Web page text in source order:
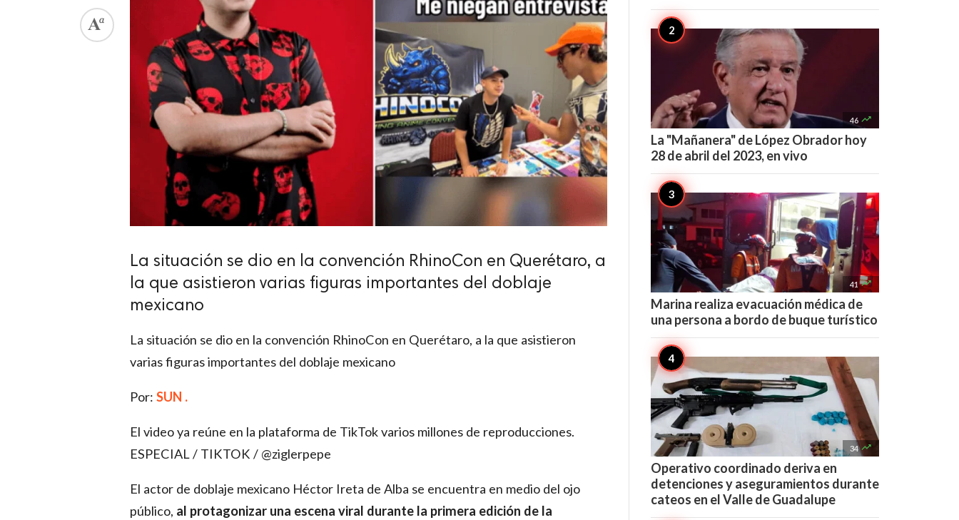
La situación se dio en la convención RhinoCon en Querétaro, a
la que asistieron varias figuras importantes del doblaje
mexicano
La situación se dio en la convención RhinoCon en Querétaro, a la que asistieron
varias figuras importantes del doblaje mexicano
Por: SUN .
El video ya reúne en la plataforma de TikTok varios millones de reproducciones.
ESPECIAL / TIKTOK / @ziglerpepe
El actor de doblaje mexicano Héctor Ireta de Alba se encuentra en medio del ojo
público, al protagonizar una escena viral durante la primera edición de la
46 
La "Mañanera" de López Obrador hoy
28 de abril del 2023, en vivo
41 
Marina realiza evacuación médica de
una persona a bordo de buque turístico
34 
Operativo coordinado deriva en
detenciones y aseguramientos durante
cateos en el Valle de Guadalupe